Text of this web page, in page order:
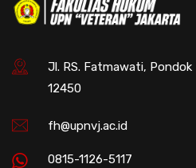
Jl. RS. Fatmawati,
12450
fh@upnvj.ac.id
0815-1126-5117